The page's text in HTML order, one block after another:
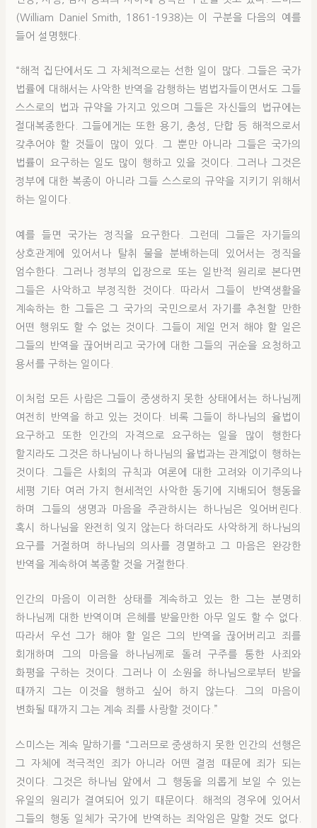
(William Daniel Smith, 1861-1938)는 이 구분을 다음의 예를
들어 설명했다.
“해적 집단에서도 그 자체적으로는 선한 일이 많다. 그들은 국가
법률에 대해서는 사악한 반역을 감행하는 범법자들이면서도 그들
스스로의 법과 규약을 가지고 있으며 그들은 자신들의 법규에는
절대복종한다. 그들에게는 또한 용기, 충성, 단합 등 해적으로서
갖추어야 할 것들이 많이 있다. 그 뿐만 아니라 그들은 국가의
법률이 요구하는 일도 많이 행하고 있을 것이다. 그러나 그것은
정부에 대한 복종이 아니라 그들 스스로의 규약을 지키기 위해서
하는 일이다.
예를 들면 국가는 정직을 요구한다. 그런데 그들은 자기들의
상호관계에 있어서나 탈취 물을 분배하는데 있어서는 정직을
엄수한다. 그러나 정부의 입장으로 또는 일반적 원리로 본다면
그들은 사악하고 부정직한 것이다. 따라서 그들이 반역생활을
계속하는 한 그들은 그 국가의 국민으로서 자기를 추천할 만한
어떤 행위도 할 수 없는 것이다. 그들이 제일 먼저 해야 할 일은
그들의 반역을 끊어버리고 국가에 대한 그들의 귀순을 요청하고
용서를 구하는 일이다.
이처럼 모든 사람은 그들이 중생하지 못한 상태에서는 하나님께
여전히 반역을 하고 있는 것이다. 비록 그들이 하나님의 율법이
요구하고 또한 인간의 자격으로 요구하는 일을 많이 행한다
할지라도 그것은 하나님이나 하나님의 율법과는 관계없이 행하는
것이다. 그들은 사회의 규칙과 여론에 대한 고려와 이기주의나
세평 기타 여러 가지 현세적인 사악한 동기에 지배되어 행동을
하며 그들의 생명과 마음을 주관하시는 하나님은 잊어버린다.
혹시 하나님을 완전히 잊지 않는다 하더라도 사악하게 하나님의
요구를 거절하며 하나님의 의사를 경멸하고 그 마음은 완강한
반역을 계속하여 복종할 것을 거절한다.
인간의 마음이 이러한 상태를 계속하고 있는 한 그는 분명히
하나님께 대한 반역이며 은혜를 받을만한 아무 일도 할 수 없다.
따라서 우선 그가 해야 할 일은 그의 반역을 끊어버리고 죄를
회개하며 그의 마음을 하나님께로 돌려 구주를 통한 사죄와
화평을 구하는 것이다. 그러나 이 소원을 하나님으로부터 받을
때까지 그는 이것을 행하고 싶어 하지 않는다. 그의 마음이
변화될 때까지 그는 계속 죄를 사랑할 것이다.”
스미스는 계속 말하기를 “그러므로 중생하지 못한 인간의 선행은
그 자체에 적극적인 죄가 아니라 어떤 결점 때문에 죄가 되는
것이다. 그것은 하나님 앞에서 그 행동을 의롭게 보일 수 있는
유일의 원리가 결여되어 있기 때문이다. 해적의 경우에 있어서
그들의 행동 일체가 국가에 반역하는 죄악임은 말할 것도 없다.